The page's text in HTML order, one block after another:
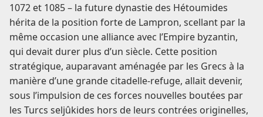
1072 et 1085 – la future dynastie des Hétoumides
hérita de la position forte de Lampron, scellant par la
même occasion une alliance avec l’Empire byzantin,
qui devait durer plus d’un siècle. Cette position
stratégique, auparavant aménagée par les Grecs à la
manière d’une grande citadelle-refuge, allait devenir,
sous l’impulsion de ces forces nouvelles boutées par
les Turcs seljûkides hors de leurs contrées originelles,